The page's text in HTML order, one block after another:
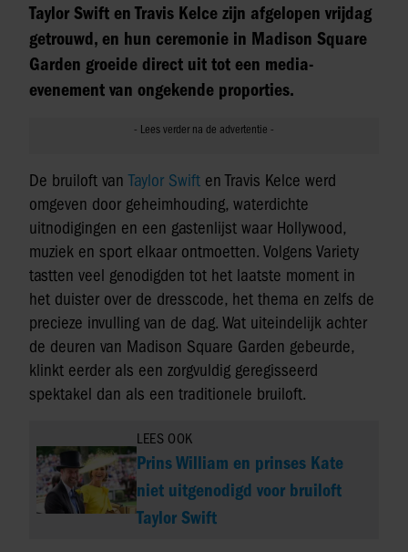
Taylor Swift en Travis Kelce zijn afgelopen vrijdag
getrouwd, en hun ceremonie in Madison Square
Garden groeide direct uit tot een media-
evenement van ongekende proporties.
De bruiloft vanTaylor Swift en Travis Kelce werd
omgeven door geheimhouding, waterdichte
uitnodigingen en een gastenlijst waar Hollywood,
muziek en sport elkaar ontmoetten. Volgens Variety
tastten veel genodigden tot het laatste moment in
het duister over de dresscode, het thema en zelfs de
precieze invulling van de dag. Wat uiteindelijk achter
de deuren van Madison Square Garden gebeurde,
klinkt eerder als een zorgvuldig geregisseerd
spektakel dan als een traditionele bruiloft.
LEES OOK
Prins William en prinses Kate
niet uitgenodigd voor bruiloft
Taylor Swift